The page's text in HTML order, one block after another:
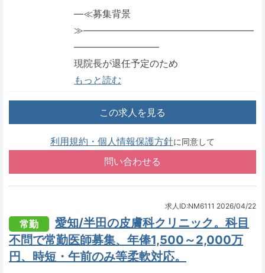
―≪募集背景
≫――――――――――――――――――
―――――――――
現院長が退任予定のため
もっと読む
この求人を見る
利用規約・個人情報保護方針に同意して
求人ID:NM6111 2026/04/22
常勤
愛知/半田の皮膚科クリニック。科目
不問で常勤医師募集、年俸1,500～2,000万
円、時短・午前のみ等柔軟対応。